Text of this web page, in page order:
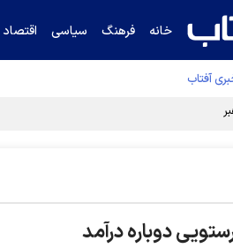
خانه فرهنگ سیاسی اقتصاد
آفتاب
انقلاب ادعای خرازی درباره پزشکیان را تکذیب کرد
دوباره درآمد